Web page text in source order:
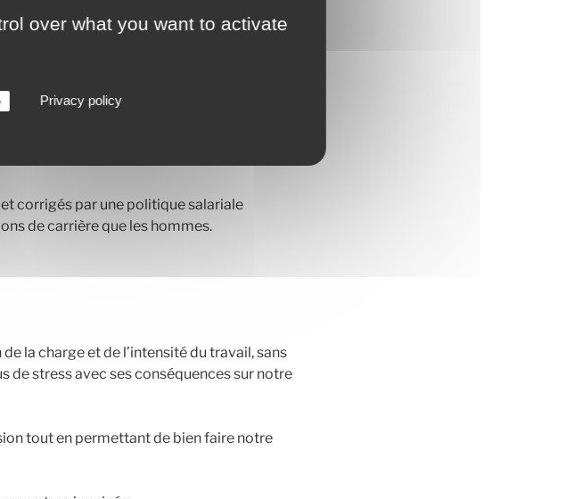
existent entre femmes et hommes à
de l’ancienneté dans les écarts de
corrigés par une politique salariale
de carrière que les hommes.
la charge et de l’intensité du travail, sans
de stress avec ses conséquences sur notre
tout en permettant de bien faire notre
over what you want to activate
Privacy policy